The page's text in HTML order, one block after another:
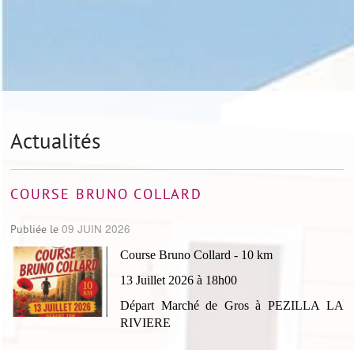
Actualités
COURSE BRUNO COLLARD
Publiée le09 JUIN 2026
Course Bruno Collard - 10 km
13 Juillet 2026 à 18h00
Départ Marché de Gros à PEZILLA LA
RIVIERE